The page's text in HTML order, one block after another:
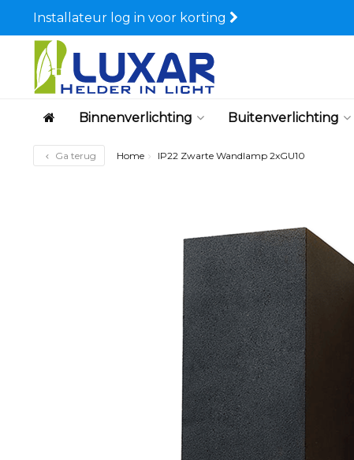
Installateur log in voor korting
Binnenverlichting Buitenverlichting
Ga terug Home IP22 Zwarte Wandlamp 2xGU10